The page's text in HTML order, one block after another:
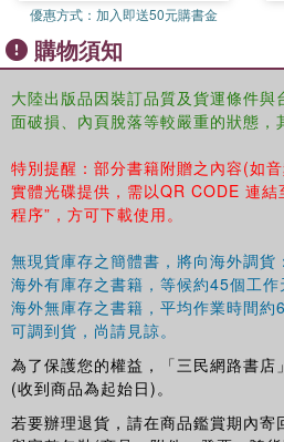
優惠方式： 加入即送50元購書金
購物須知
大陸出版品因裝訂品質及貨運條件
面破損、內頁脫落等較嚴重的狀態，
特別提醒：部分書籍附贈之內容(如
實體光碟提供，需以QR CODE 連結
程序”，方可下載使用。
無現貨庫存之簡體書，將向海外調貨：
海外有庫存之書籍，等候約45個工作
海外無庫存之書籍，平均作業時間
可調到貨，尚請見諒。
為了保護您的權益，「三民網路書店」
(收到商品為起始日)。
若要辦理退貨，請在商品鑑賞期內寄